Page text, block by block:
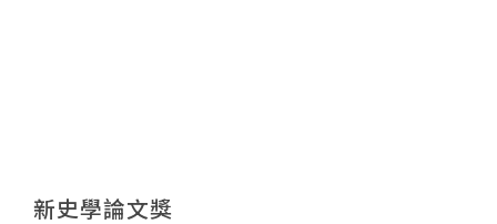
新史學論文獎